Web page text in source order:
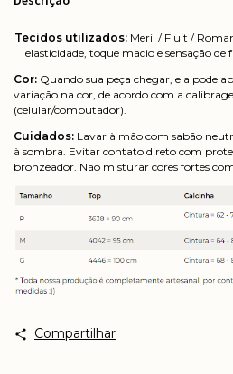
Tecidos utilizados: Meril / Fluit /
elasticidade, toque macio e sensação de
Cor: Quando sua peça chegar, ela pode
variação na cor, de acordo com a
(celular/computador).
Cuidados: Lavar à mão com sabão
à sombra. Evitar contato direto com
bronzeador. Não misturar cores fortes
Compartilhar